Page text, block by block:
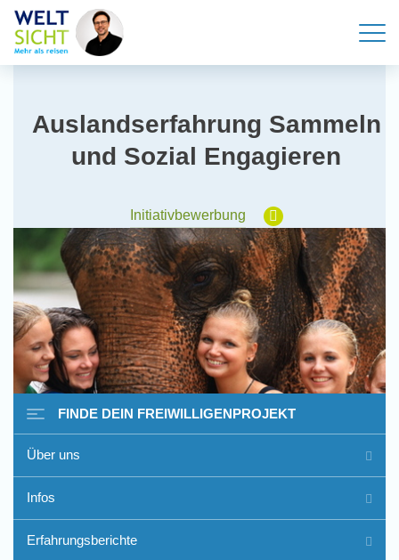
Auslandserfahrung Sammeln
und Sozial Engagieren
Initiativbewerbung
Freiwilligenarbeit im Ausland
- Erfahrungsberichte
FINDE DEIN FREIWILLIGENPROJEKT
Über uns
Infos
Erfahrungsberichte